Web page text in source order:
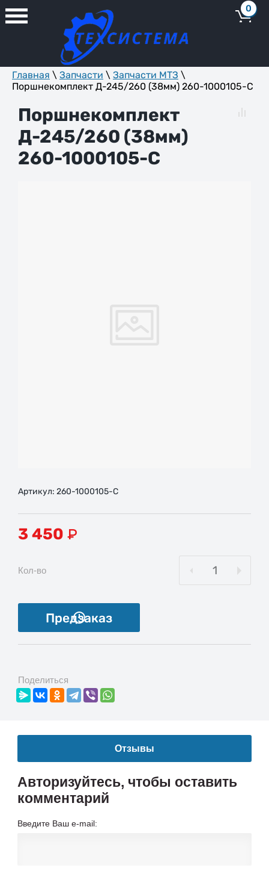
0
Главная \ Запчасти \ Запчасти МТЗ \
Поршнекомплект Д-245/260 (38мм) 260-1000105-С
Поршнекомплект
Д-245/260 (38мм)
260-1000105-С
Артикул: 260-1000105-С
3 450 ₽
Кол-во
Предзаказ
Поделиться
Отзывы
Авторизуйтесь, чтобы оставить
комментарий
Введите Ваш e-mail: